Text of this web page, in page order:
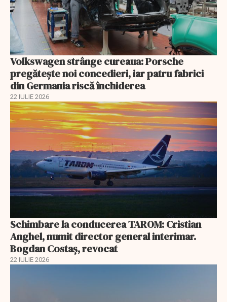
Volkswagen strânge cureaua: Porsche
pregătește noi concedieri, iar patru fabrici
din Germania riscă închiderea
22 IULIE 2026
Schimbare la conducerea TAROM: Cristian
Anghel, numit director general interimar.
Bogdan Costaș, revocat
22 IULIE 2026